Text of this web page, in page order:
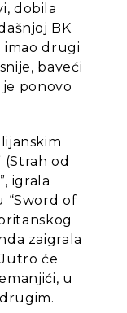
dobila
BK
imao drugi
baveći
ponovo
(Strah od
igrala
“Sword of
zaigrala
će
u